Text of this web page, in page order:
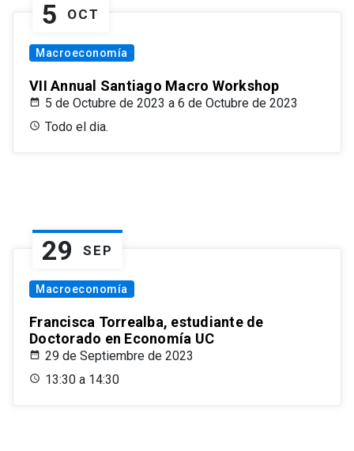
5 OCT
Macroeconomía
VII Annual Santiago Macro Workshop
5 de Octubre de 2023 a 6 de Octubre de 2023
Todo el dia.
29 SEP
Macroeconomía
Francisca Torrealba, estudiante de
Doctorado en Economía UC
29 de Septiembre de 2023
13:30 a 14:30